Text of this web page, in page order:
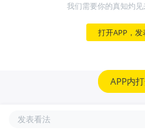
我们需要你的真知灼
打开APP，发
APP内
发表看法